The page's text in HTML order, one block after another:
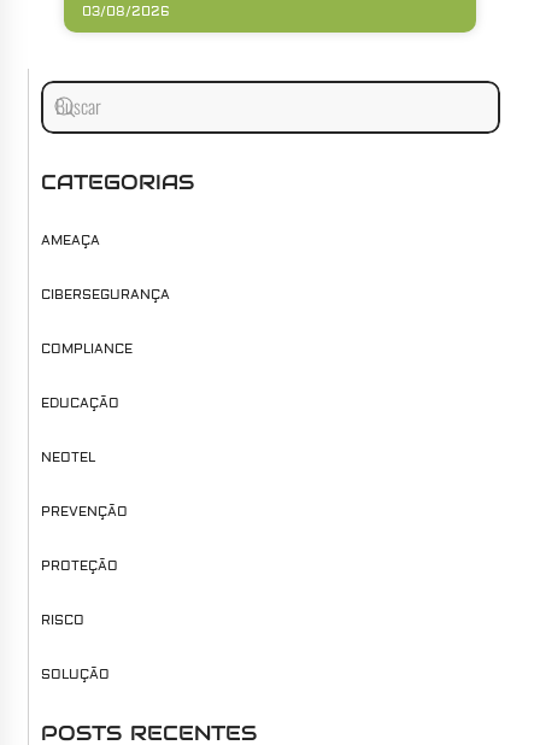
03/08/2026
CATEGORIAS
AMEAÇA
CIBERSEGURANÇA
COMPLIANCE
EDUCAÇÃO
NEOTEL
PREVENÇÃO
PROTEÇÃO
RISCO
SOLUÇÃO
POSTS RECENTES